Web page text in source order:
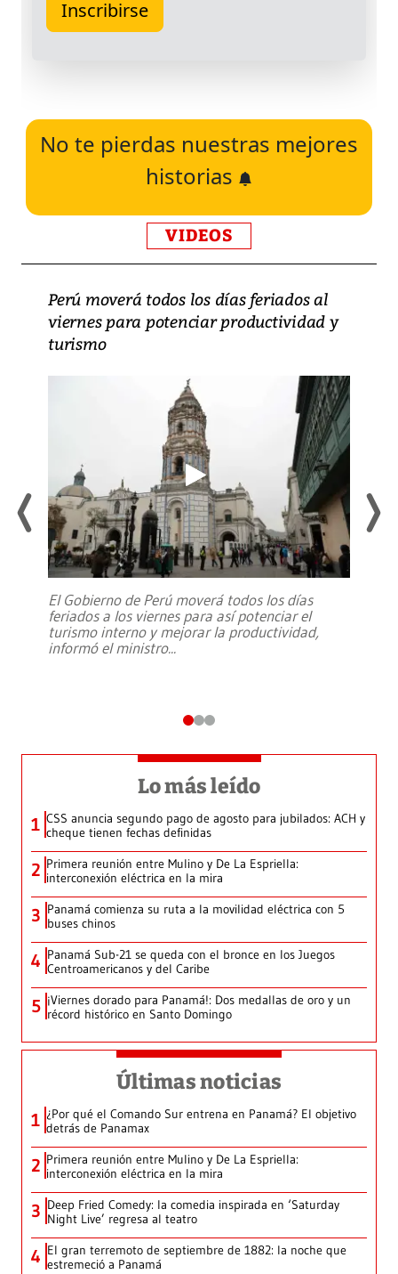
No te pierdas nuestras mejores
historias
VIDEOS
Perú moverá todos los días feriados al
viernes para potenciar productividad y
turismo
El Gobierno de Perú moverá todos los días
feriados a los viernes para así potenciar el
turismo interno y mejorar la productividad,
informó el ministro...
Lo más leído
1 CSS anuncia segundo pago de agosto para jubilados: ACH y
cheque tienen fechas definidas
2 Primera reunión entre Mulino y De La Espriella:
interconexión eléctrica en la mira
3 Panamá comienza su ruta a la movilidad eléctrica con 5
buses chinos
4 Panamá Sub-21 se queda con el bronce en los Juegos
Centroamericanos y del Caribe
5 ¡Viernes dorado para Panamá!: Dos medallas de oro y un
récord histórico en Santo Domingo
Últimas noticias
1 ¿Por qué el Comando Sur entrena en Panamá? El objetivo
detrás de Panamax
2 Primera reunión entre Mulino y De La Espriella:
interconexión eléctrica en la mira
3 Deep Fried Comedy: la comedia inspirada en ‘Saturday
Night Live’ regresa al teatro
4 El gran terremoto de septiembre de 1882: la noche que
estremeció a Panamá